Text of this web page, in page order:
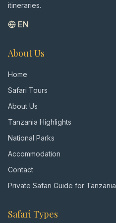
itineraries.
EN
About Us
Home
Safari Tours
About Us
Tanzania Highlights
National Parks
Accommodation
Contact
Private Safari Guide for Tanzania
Safari Types